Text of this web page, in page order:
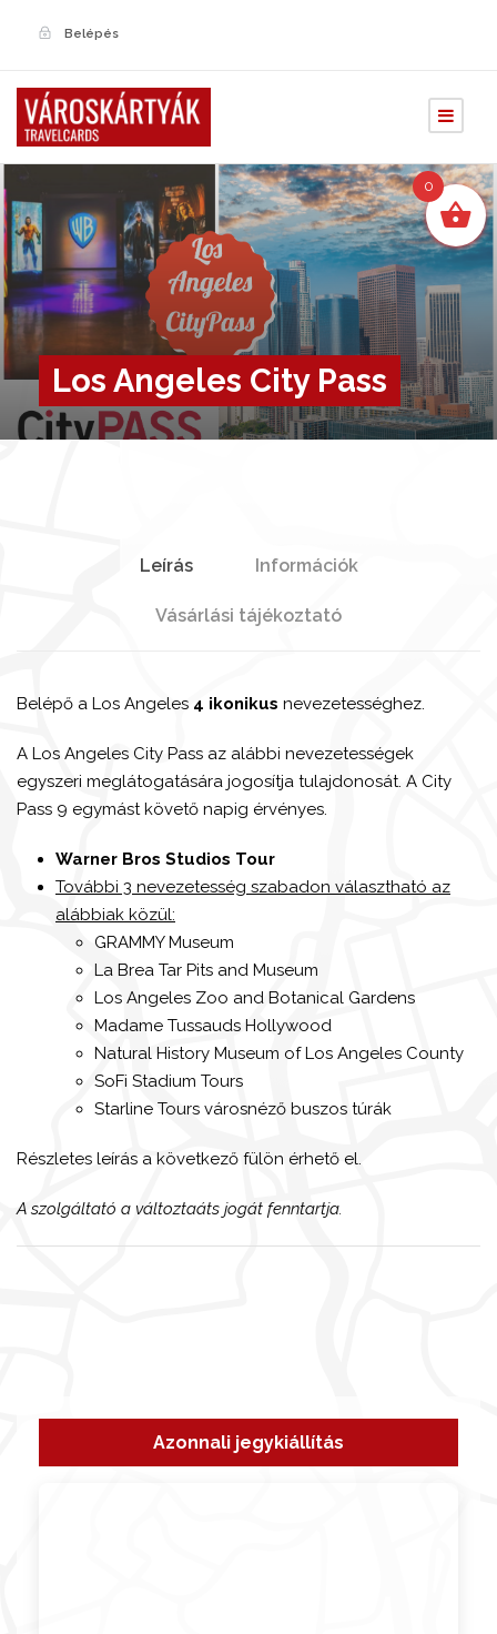
Belépés
Los Angeles City Pass
Azonnali jegykiállítás
Leírás Információk
Vásárlási tájékoztató
Belépő a Los Angeles 4 ikonikus nevezetességhez.
A Los Angeles City Pass az alábbi nevezetességek
egyszeri meglátogatására jogosítja tulajdonosát. A City
Pass 9 egymást követő napig érvényes.
Warner Bros Studios Tour
További 3 nevezetesség szabadon választható az
alábbiak közül:
GRAMMY Museum
La Brea Tar Pits and Museum
Los Angeles Zoo and Botanical Gardens
Madame Tussauds Hollywood
Natural History Museum of Los Angeles County
SoFi Stadium Tours
Starline Tours városnéző buszos túrák
Részletes leírás a következő fülön érhető el.
A szolgáltató a változtaáts jogát fenntartja.
0